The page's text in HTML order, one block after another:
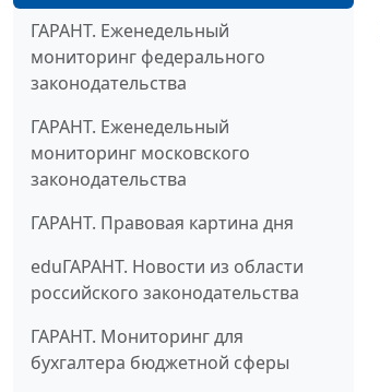
ГАРАНТ. Еженедельный
мониторинг федерального
законодательства
ГАРАНТ. Еженедельный
мониторинг московского
законодательства
ГАРАНТ. Правовая картина дня
eduГАРАНТ. Новости из области
российского законодательства
ГАРАНТ. Мониторинг для
бухгалтера бюджетной сферы